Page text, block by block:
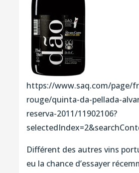
https://www.saq.com/page/
rouge/quinta-da-pellada-
reserva-2011/11902106?
Différent des autres vins
eu la chance d’essayer